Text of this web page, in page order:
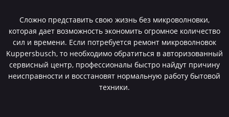
Сложно представить свою жизнь без микроволновки,
которая дает возможность экономить огромное количество
сил и времени. Если потребуется ремонт микроволновок
Kuppersbusch, то необходимо обратиться в авторизованный
сервисный центр, профессионалы быстро найдут причину
неисправности и восстановят нормальную работу бытовой
техники.